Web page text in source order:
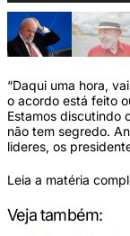
“Daqui uma hora,
o acordo está feito
Estamos discutindo
não tem segredo.
lideres, os
Leia a matéria
Veja também: